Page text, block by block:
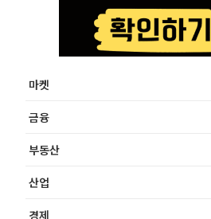
마켓
금융
부동산
산업
경제